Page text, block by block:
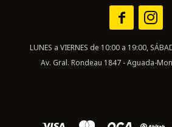
 
LUNES a VIERNES de 10:00 a 19:00,
Av. Gral. Rondeau 1847 - Aguada-